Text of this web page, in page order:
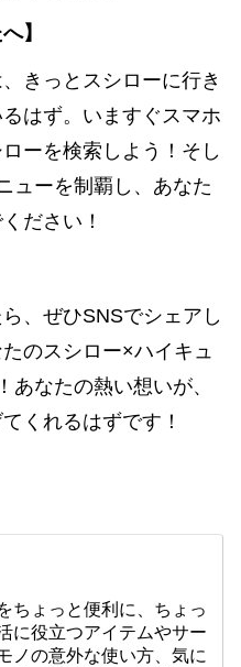
】
きっとスシローに行き
はず。いますぐスマホ
ーを検索しよう！そし
ューを制覇し、あなた
ださい！
、ぜひSNSでシェアし
のスシロー×ハイキュ
あなたの熱い想いが、
くれるはずです！
ちょっと便利に、ちょっ
に役立つアイテムやサー
ノの意外な使い方、気に